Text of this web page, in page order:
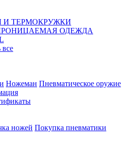
И ТЕРМОКРУЖКИ
ОДЕЖДА
все
Ножеман Пневматическое оружие
ножей Покупка пневматики